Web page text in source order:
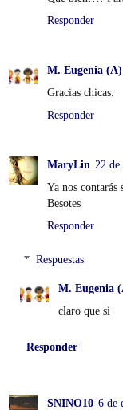
Responder
M. Eugenia (A)
Gracias chicas.
Responder
MaryLin 22 de
Ya nos contarás
Besotes
Responder
Respuestas
M. Eugenia
claro que si
Responder
SNINO10 6 de